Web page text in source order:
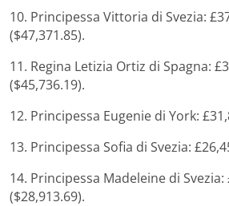
10. Principessa Vittoria di Svezia:
($47,371.85).
11. Regina Letizia Ortiz di Spagna:
($45,736.19).
12. Principessa Eugenie di York:
13. Principessa Sofia di Svezia:
14. Principessa Madeleine di Svezia:
($28,913.69).